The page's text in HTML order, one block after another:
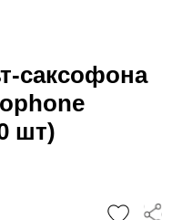
саксофона
шт)